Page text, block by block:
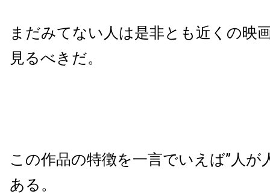
まだみてない人は是非とも近くの映
見るべきだ。
この作品の特徴を一言でいえば”人が
ある。